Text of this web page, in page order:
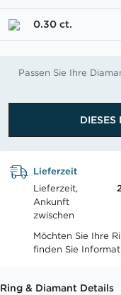
0.30 ct.
Passen Sie Ihre
Lieferzeit
Lieferzeit,
Ankunft
zwischen
Möchten Sie Ihre
finden Sie
Ring & Diamant Details